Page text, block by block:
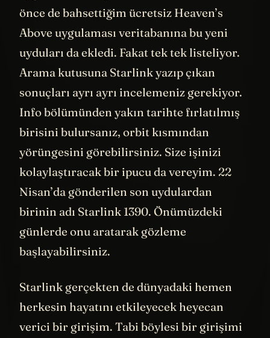
uygulamadan faydalanabilirsiniz. Daha
önce de bahsettiğim ücretsiz Heaven’s
Above uygulaması veritabanına bu yeni
uyduları da ekledi. Fakat tek tek listeliyor.
Arama kutusuna Starlink yazıp çıkan
sonuçları ayrı ayrı incelemeniz gerekiyor.
Info bölümünden yakın tarihte fırlatılmış
birisini bulursanız, orbit kısmından
yörüngesini görebilirsiniz. Size işinizi
kolaylaştıracak bir ipucu da vereyim. 22
Nisan’da gönderilen son uydulardan
birinin adı Starlink 1390. Önümüzdeki
günlerde onu aratarak gözleme
Starlink gerçekten de dünyadaki hemen
herkesin hayatını etkileyecek heyecan